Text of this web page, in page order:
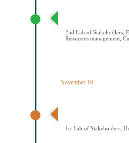
2nd Lab of Stakehodlers;
Resources management,
November 16
1st Lab of Stakeholders;